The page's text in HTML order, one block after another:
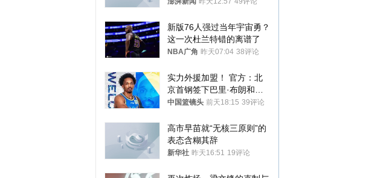
新版76人强过当年宇宙勇？
这一次杜兰特错的离谱了
NBA广角 昨天07:04 38评论
实力外援加盟！ 官方：北
京首钢签下巴里·布朗和桑
普森
中国篮镜头 前天18:15 39评论
高市早苗就“无核三原则”的
表态含糊其辞
新华社 昨天16:51 19评论